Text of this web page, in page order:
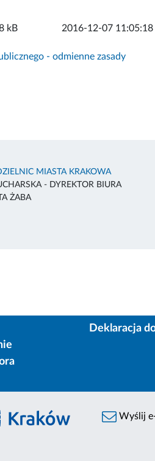
kB 2016-12-07 11:05:18
- odmienne zasady
MIASTA KRAKOWA
- DYREKTOR BIURA
ŻABA
Deklaracja
Wyślij